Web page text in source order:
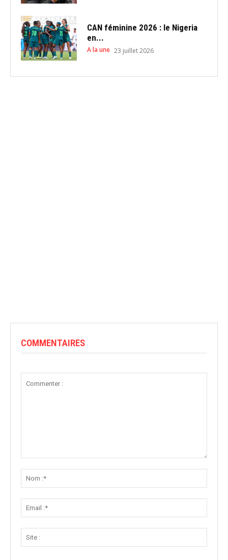
CAN féminine 2026 : le Nigeria
en...
A la une 23 juillet 2026
COMMENTAIRES